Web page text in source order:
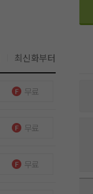
최신화부터
무료
무료
무료